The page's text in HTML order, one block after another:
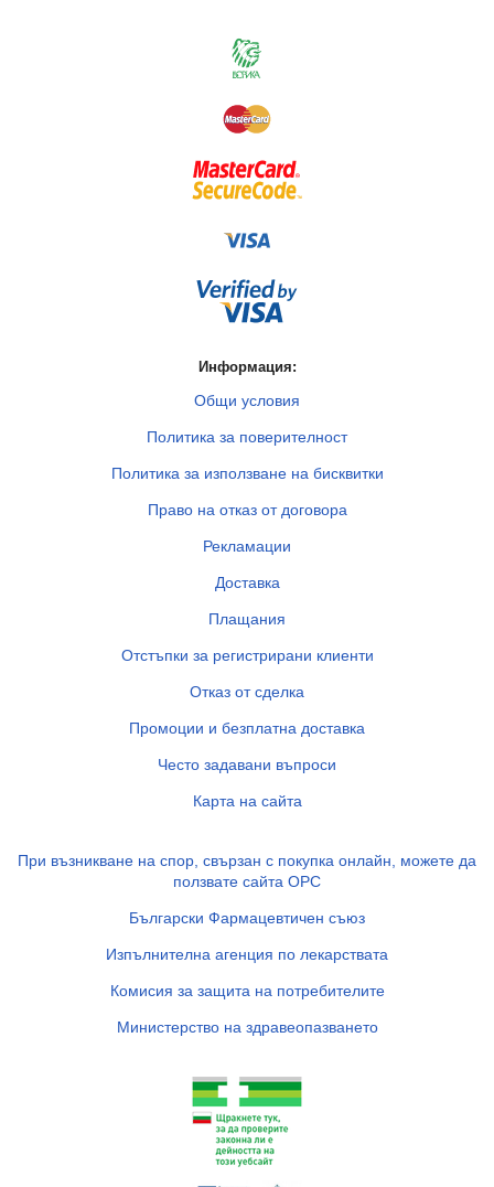
Информация:
Общи условия
Политика за поверителност
Политика за използване на бисквитки
Право на отказ от договора
Рекламации
Доставка
Плащания
Отстъпки за регистрирани клиенти
Отказ от сделка
Промоции и безплатна доставка
Често задавани въпроси
Карта на сайта
При възникване на спор, свързан с покупка онлайн, можете да
ползвате сайта ОРС
Български Фармацевтичен съюз
Изпълнителна агенция по лекарствата
Комисия за защита на потребителите
Министерство на здравеопазването